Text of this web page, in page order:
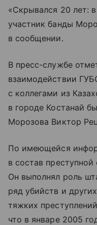
«Скрывался 20 лет:
участник банды
в сообщении.
В пресс-службе
взаимодействии
с коллегами из
в городе Костанай
Морозова Виктор
По имеющейся
в состав преступной
Он выполнял роль
ряд убийств и
тяжких
что в январе 2005